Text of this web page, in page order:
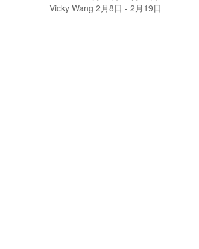
Vicky Wang 2月8日 - 2月19日